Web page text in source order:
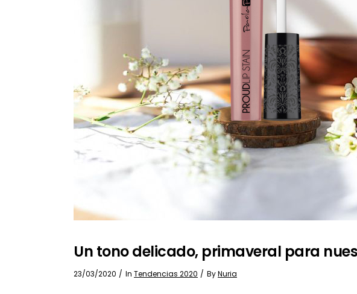
Un tono delicado, primaveral para
23/03/2020 In Tendencias 2020 ByNuria